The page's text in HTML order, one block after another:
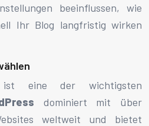
beeinflussen, wie
Ihr Blog langfristig wirken
ist eine der wichtigsten
dominiert mit über
weltweit und bietet